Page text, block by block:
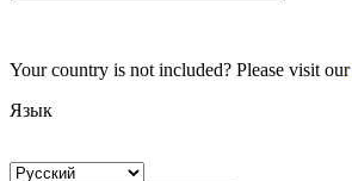
Your country is not included? Please visit our
Язык